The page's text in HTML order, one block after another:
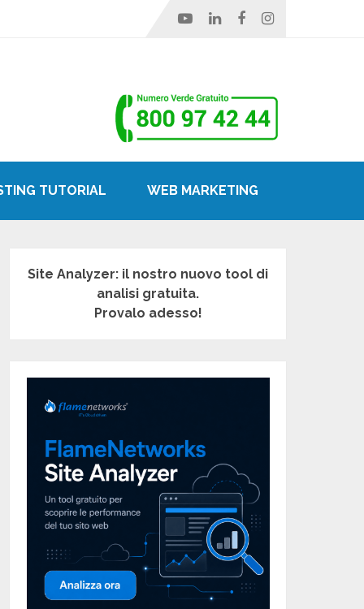
TUTORIAL WEB MARKETING
Site Analyzer: il nostro nuovo tool di
analisi gratuita.
Provalo adesso!